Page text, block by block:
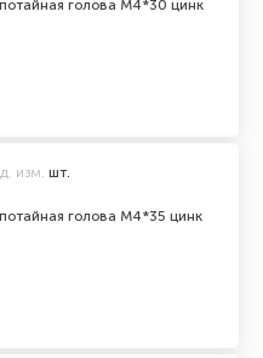
голова М4*30 цинк
голова М4*35 цинк
изм. шт.